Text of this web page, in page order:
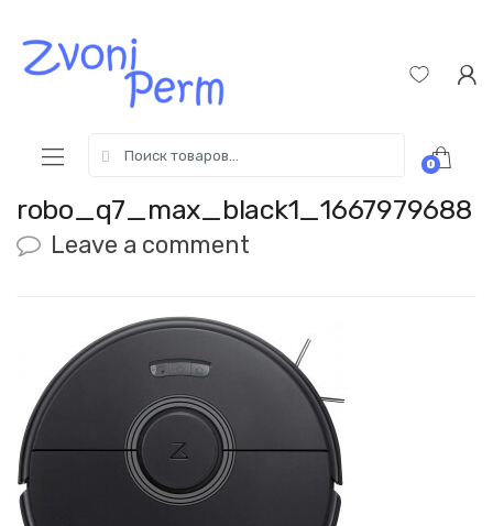
navigation
содержимому
for:
0
robo_q7_max_black1_1667979688
Leave a comment